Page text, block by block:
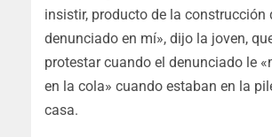
insistir, producto de la construcción
denunciado en mí», dijo la joven,
protestar cuando el denunciado le
en la cola» cuando estaban en la
casa.